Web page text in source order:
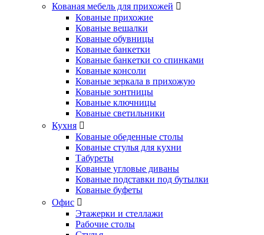
Кованая мебель для прихожей
Кованые прихожие
Кованые вешалки
Кованые обувницы
Кованые банкетки
Кованые банкетки со спинками
Кованые консоли
Кованые зеркала в прихожую
Кованые зонтницы
Кованые ключницы
Кованые светильники
Кухня
Кованые обеденные столы
Кованые стулья для кухни
Табуреты
Кованые угловые диваны
Кованые подставки под бутылки
Кованые буфеты
Офис
Этажерки и стеллажи
Рабочие столы